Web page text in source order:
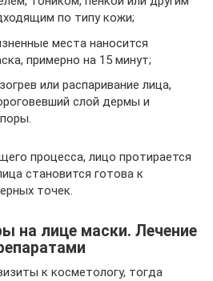
по типу кожи;
места наносится
примерно на 15 минут;
или распаривание лица,
слой дермы и
процесса, лицо протирается
становится готова к
точек.
на лице маски. Лечение
к косметологу, тогда